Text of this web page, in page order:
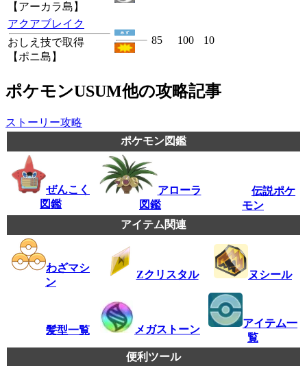
【アーカラ島】
アクアブレイク
おしえ技で取得
【ポニ島】
85 100 10
ポケモンUSUM他の攻略記事
ストーリー攻略
ポケモン図鑑
ぜんこく
図鑑
アローラ
図鑑
伝説ポケ
モン
アイテム関連
わざマシ
ン
Zクリスタル ヌシール
髪型一覧 メガストーン
アイテム一
覧
便利ツール